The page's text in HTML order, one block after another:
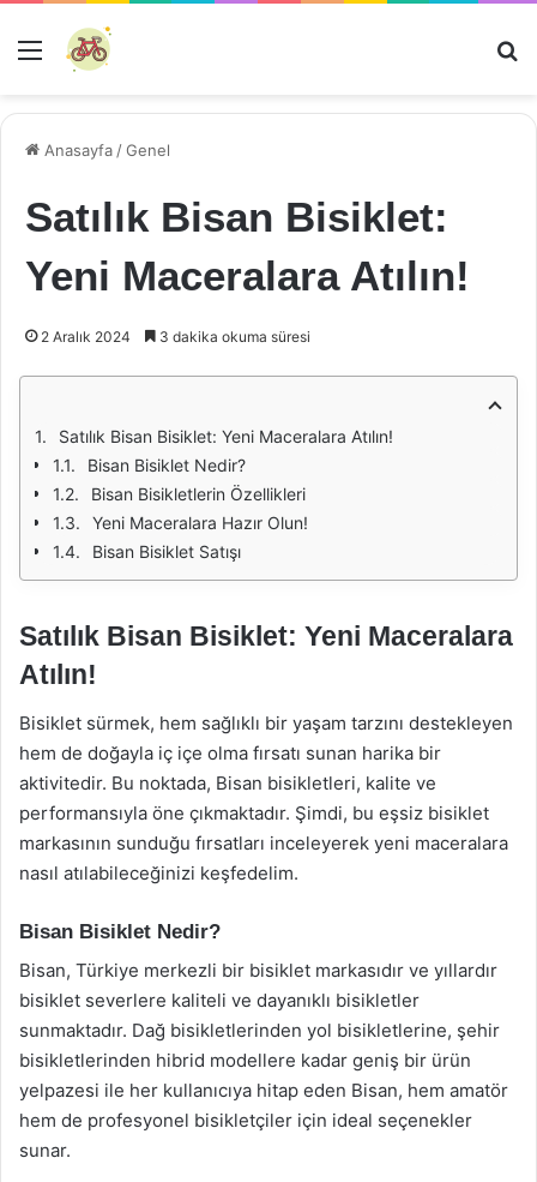
Menü
Anasayfa /Genel
Satılık Bisan Bisiklet:
Yeni Maceralara Atılın!
2 Aralık 2024 3 dakika okuma süresi
Satılık Bisan Bisiklet: Yeni Maceralara Atılın!
Bisan Bisiklet Nedir?
Bisan Bisikletlerin Özellikleri
Yeni Maceralara Hazır Olun!
Bisan Bisiklet Satışı
Satılık Bisan Bisiklet: Yeni Maceralara
Atılın!
Bisiklet sürmek, hem sağlıklı bir yaşam tarzını destekleyen
hem de doğayla iç içe olma fırsatı sunan harika bir
aktivitedir. Bu noktada, Bisan bisikletleri, kalite ve
performansıyla öne çıkmaktadır. Şimdi, bu eşsiz bisiklet
markasının sunduğu fırsatları inceleyerek yeni maceralara
nasıl atılabileceğinizi keşfedelim.
Bisan Bisiklet Nedir?
Bisan, Türkiye merkezli bir bisiklet markasıdır ve yıllardır
bisiklet severlere kaliteli ve dayanıklı bisikletler
sunmaktadır. Dağ bisikletlerinden yol bisikletlerine, şehir
bisikletlerinden hibrid modellere kadar geniş bir ürün
yelpazesi ile her kullanıcıya hitap eden Bisan, hem amatör
hem de profesyonel bisikletçiler için ideal seçenekler
sunar.